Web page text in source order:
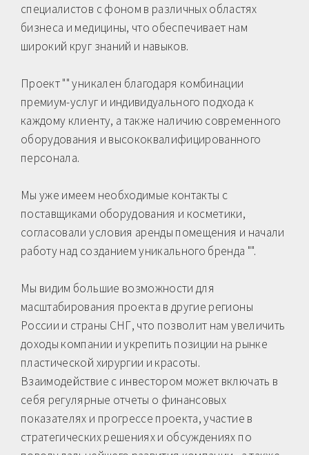
специалистов с фоном в различных областях
бизнеса и медицины, что обеспечивает нам
широкий круг знаний и навыков.
Проект "" уникален благодаря комбинации
премиум-услуг и индивидуального подхода к
каждому клиенту, а также наличию современного
оборудования и высококвалифицированного
персонала.
Мы уже имеем необходимые контакты с
поставщиками оборудования и косметики,
согласовали условия аренды помещения и начали
работу над созданием уникального бренда "".
Мы видим большие возможности для
масштабирования проекта в другие регионы
России и страны СНГ, что позволит нам увеличить
доходы компании и укрепить позиции на рынке
пластической хирургии и красоты.
Взаимодействие с инвестором может включать в
себя регулярные отчеты о финансовых
показателях и прогрессе проекта, участие в
стратегических решениях и обсуждениях по